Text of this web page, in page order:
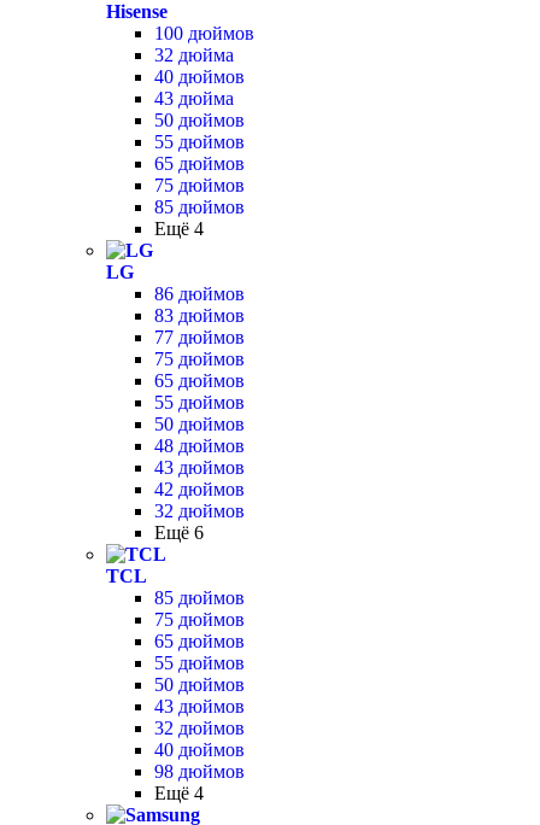
Hisense
100 дюймов
32 дюйма
40 дюймов
43 дюйма
50 дюймов
55 дюймов
65 дюймов
75 дюймов
85 дюймов
Ещё 4
LG
86 дюймов
83 дюймов
77 дюймов
75 дюймов
65 дюймов
55 дюймов
50 дюймов
48 дюймов
43 дюймов
42 дюймов
32 дюймов
Ещё 6
TCL
85 дюймов
75 дюймов
65 дюймов
55 дюймов
50 дюймов
43 дюймов
32 дюймов
40 дюймов
98 дюймов
Ещё 4